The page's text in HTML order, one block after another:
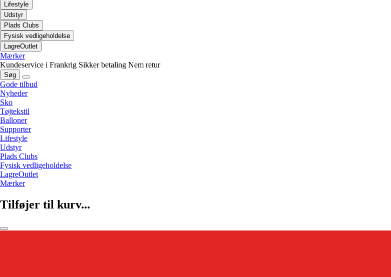
Lifestyle
Udstyr
Plads Clubs
Fysisk vedligeholdelse
LagreOutlet
Mærker
Kundeservice i Frankrig Sikker betaling Nem retur
Søg
Gode tilbud
Nyheder
Sko
Tøjtekstil
Balloner
Supporter
Lifestyle
Udstyr
Plads Clubs
Fysisk vedligeholdelse
LagreOutlet
Mærker
Tilføjer til kurv...